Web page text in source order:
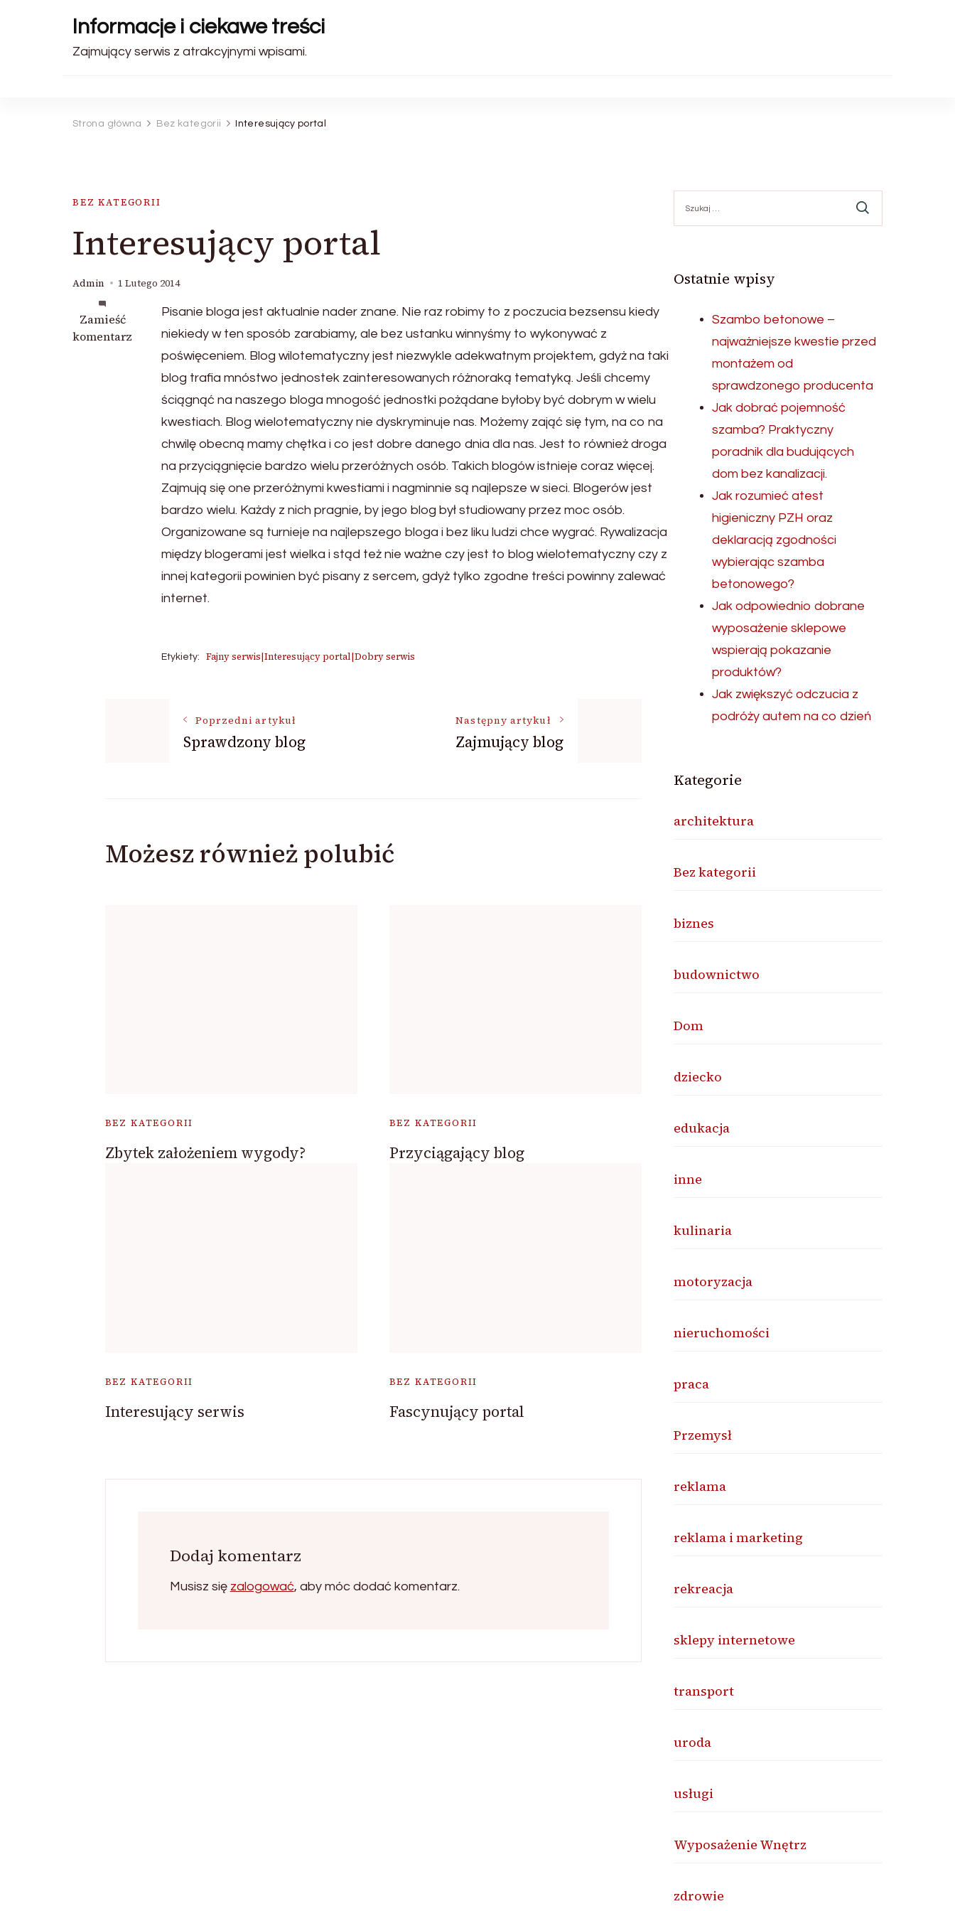
Informacje i ciekawe treści
Zajmujący serwis z atrakcyjnymi wpisami.
Strona główna Bez kategorii Interesujący portal
BEZ KATEGORII
Interesujący portal
Admin 1 Lutego 2014
Zamieść
komentarz
we
wpisie
Interesujący
Pisanie bloga jest aktualnie nader znane. Nie raz robimy to z poczucia bezsensu kiedy
niekiedy w ten sposób zarabiamy, ale bez ustanku winnyśmy to wykonywać z
poświęceniem. Blog wilotematyczny jest niezwykle adekwatnym projektem, gdyż na taki
blog trafia mnóstwo jednostek zainteresowanych różnoraką tematyką. Jeśli chcemy
ściągnąć na naszego bloga mnogość jednostki pożądane byłoby być dobrym w wielu
kwestiach. Blog wielotematyczny nie dyskryminuje nas. Możemy zająć się tym, na co na
chwilę obecną mamy chętka i co jest dobre danego dnia dla nas. Jest to również droga
na przyciągnięcie bardzo wielu przeróżnych osób. Takich blogów istnieje coraz więcej.
Zajmują się one przeróżnymi kwestiami i nagminnie są najlepsze w sieci. Blogerów jest
bardzo wielu. Każdy z nich pragnie, by jego blog był studiowany przez moc osób.
Organizowane są turnieje na najlepszego bloga i bez liku ludzi chce wygrać. Rywalizacja
między blogerami jest wielka i stąd też nie ważne czy jest to blog wielotematyczny czy z
innej kategorii powinien być pisany z sercem, gdyż tylko zgodne treści powinny zalewać
internet.
Etykiety: Fajny serwis|Interesujący portal|Dobry serwis
NawigacjaPoprzedni artykuł
Sprawdzony blog
Następny artykuł
Zajmujący blog
Możesz również polubić
BEZ KATEGORII
Zbytek założeniem wygody?
BEZ KATEGORII
Przyciągający blog
BEZ KATEGORII
Interesujący serwis
BEZ KATEGORII
Fascynujący portal
Dodaj komentarz
Musisz się zalogować, aby móc dodać komentarz.
Ostatnie wpisy
Szambo betonowe –
najważniejsze kwestie przed
montażem od
sprawdzonego producenta
Jak dobrać pojemność
szamba? Praktyczny
poradnik dla budujących
dom bez kanalizacji.
Jak rozumieć atest
higieniczny PZH oraz
deklaracją zgodności
wybierając szamba
betonowego?
Jak odpowiednio dobrane
wyposażenie sklepowe
wspierają pokazanie
produktów?
Jak zwiększyć odczucia z
podróży autem na co dzień
Kategorie
architektura
Bez kategorii
biznes
budownictwo
Dom
dziecko
edukacja
inne
kulinaria
motoryzacja
nieruchomości
praca
Przemysł
reklama
reklama i marketing
rekreacja
sklepy internetowe
transport
uroda
usługi
Wyposażenie Wnętrz
zdrowie